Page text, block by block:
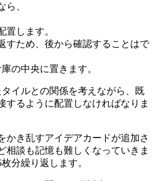
ら、
置します。
すため、後から確認することはで
の中央に置きます。
イルとの関係を考えながら、既
するように配置しなければなりま
かき乱すアイデアカードが追加さ
相談も記憶も難しくなっていきま
分繰り返します。